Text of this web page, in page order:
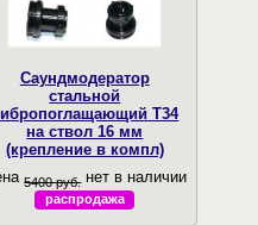
Cаундмодератор
стальной
T34
на ствол 16 мм
(крепление в компл)
5400 руб. нет в наличии
распродажа